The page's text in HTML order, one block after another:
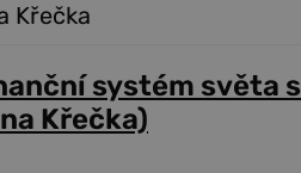
Křečka
systém světa
Křečka)